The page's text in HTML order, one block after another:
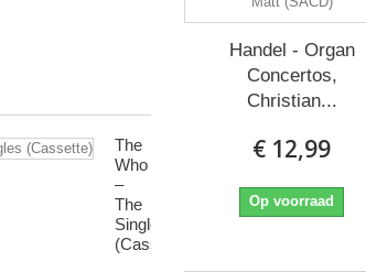
Drager:
The
Who
–
The
Singles
(Cassette)
Handel - Organ
Concertos,
Christian...
€ 12,99
Op voorraad